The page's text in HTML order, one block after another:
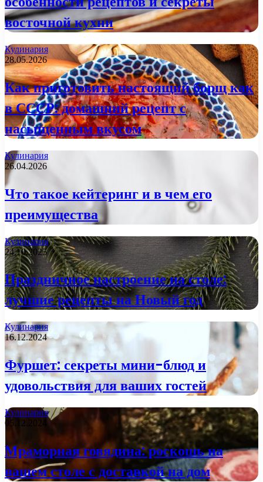
восточной кухни
Кулинария
28.05.2026
Как приготовить настоящий борщ как
в СССР: домашний рецепт с
насыщенным вкусом
Кулинария
26.04.2026
Что такое кейтеринг и в чем его
преимущества
Кулинария
24.10.2025
Праздничное настроение на столе:
лучшие рецепты на Новый год
Кулинария
16.12.2024
Фуршет: секреты мини-блюд и
удовольствия для ваших гостей
Кулинария
05.12.2024
Мраморная говядина: роскошь на
вашем столе с доставкой на дом